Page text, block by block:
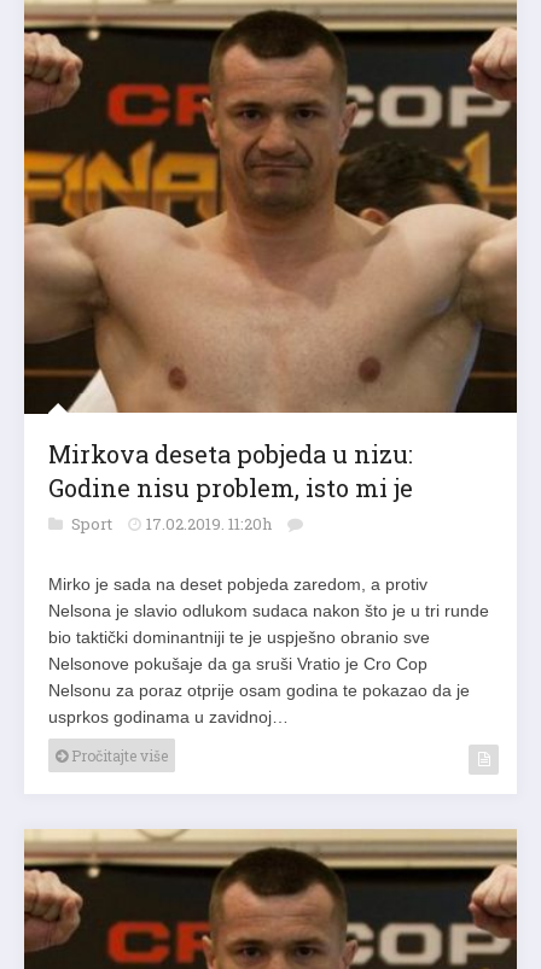
Mirkova deseta pobjeda u nizu:
Godine nisu problem, isto mi je
Sport 17.02.2019. 11:20h
Mirko je sada na deset pobjeda zaredom, a protiv
Nelsona je slavio odlukom sudaca nakon što je u tri runde
bio taktički dominantniji te je uspješno obranio sve
Nelsonove pokušaje da ga sruši Vratio je Cro Cop
Nelsonu za poraz otprije osam godina te pokazao da je
usprkos godinama u zavidnoj…
Pročitajte više